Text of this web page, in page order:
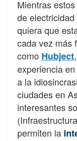
Mientras
de
quiera que
cada vez más
como Hubject
experiencia
a la
ciudades en
interesantes
permiten la